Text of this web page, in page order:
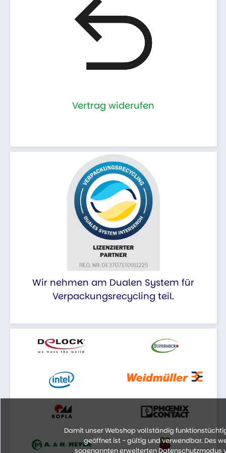
Vertrag widerufen
Wir nehmen am Dualen System für
Verpackungsrecycling teil.
Damit unser Webshop vollständig
geöffnet ist - gültig und verwendbar. Des
sogenannten erweiterten Datenschutzmodus